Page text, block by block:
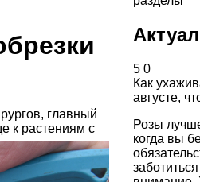
главный
к растениям с
5 0
Как
августе,
Розы
когда вы